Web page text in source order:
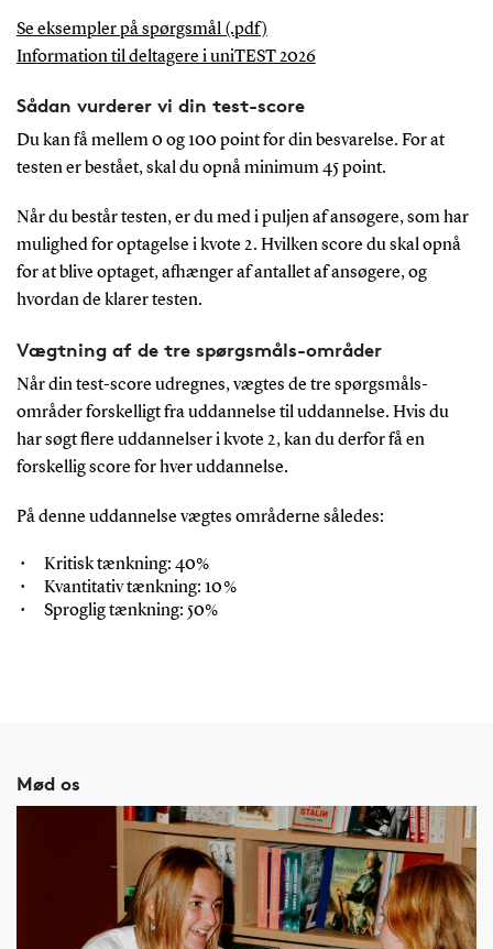
Se eksempler på spørgsmål (.pdf)
Information til deltagere i uniTEST 2026
Sådan vurderer vi din test-score
Du kan få mellem 0 og 100 point for din besvarelse. For at
testen er bestået, skal du opnå minimum 45 point.
Når du består testen, er du med i puljen af ansøgere, som har
mulighed for optagelse i kvote 2. Hvilken score du skal opnå
for at blive optaget, afhænger af antallet af ansøgere, og
hvordan de klarer testen.
Vægtning af de tre spørgsmåls-områder
Når din test-score udregnes, vægtes de tre spørgsmåls-
områder forskelligt fra uddannelse til uddannelse. Hvis du
har søgt flere uddannelser i kvote 2, kan du derfor få en
forskellig score for hver uddannelse.
På denne uddannelse vægtes områderne således:
Kritisk tænkning: 40%
Kvantitativ tænkning: 10 %
Sproglig tænkning: 50%
Mød os